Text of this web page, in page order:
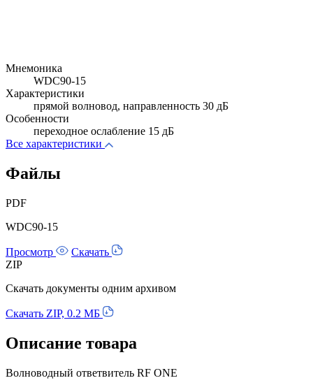
Мнемоника
WDC90-15
Характеристики
прямой волновод, направленность 30 дБ
Особенности
переходное ослабление 15 дБ
Все характеристики
Файлы
PDF
WDC90-15
Просмотр
Скачать
ZIP
Скачать документы одним архивом
Скачать ZIP, 0.2 МБ
Описание товара
Волноводный ответвитель RF ONE